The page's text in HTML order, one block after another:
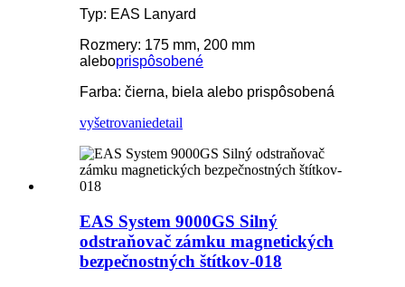
Typ: EAS Lanyard
Rozmery: 175 mm, 200 mm
aleboprispôsobené
Farba: čierna, biela alebo prispôsobená
vyšetrovaniedetail
EAS System 9000GS Silný
odstraňovač zámku magnetických
bezpečnostných štítkov-018